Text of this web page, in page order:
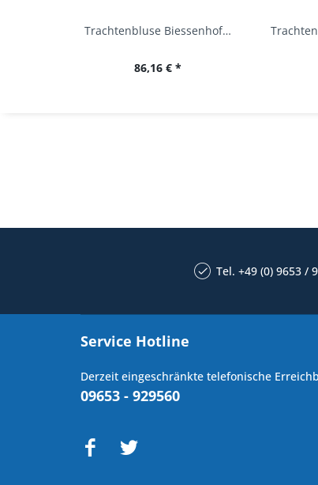
Trachtenbluse Biessenhofen weiß Langarm OS...
86,16 € *
Tel. +49 (0) 9653 /
Service Hotline
Derzeit eingeschränkte telefonische
09653 - 929560